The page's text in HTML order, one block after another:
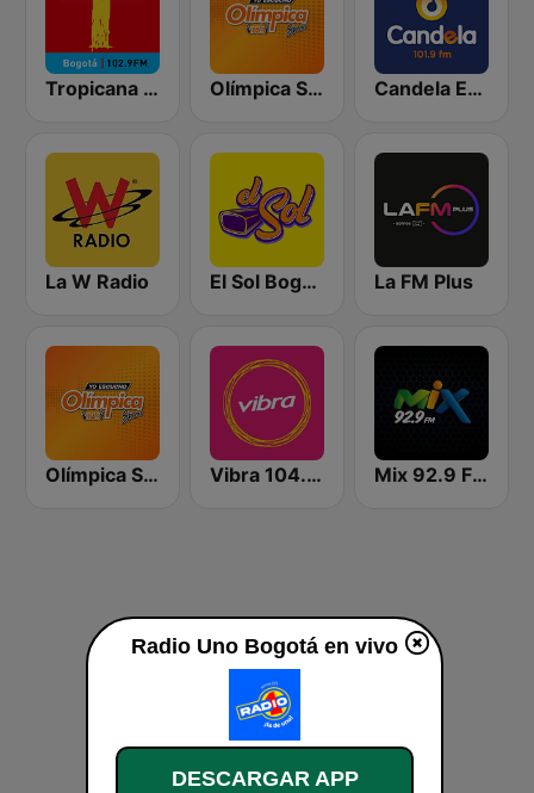
Tropicana Bogotá Olímpica Stereo Bogotá 105.9 FM Candela Estereo 101.9 FM
La W Radio El Sol Bogotá La FM Plus
Olímpica Stereo - Medellín 104.9 FM Vibra 104.9 FM Mix 92.9 FM Bogotá
Radio Uno Bogotá en vivo
DESCARGAR APP